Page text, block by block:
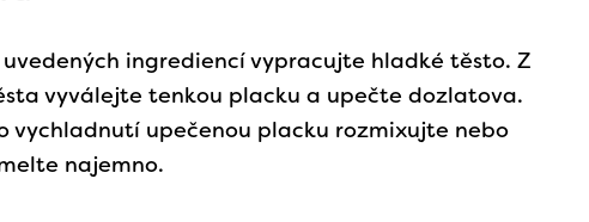
ingrediencí vypracujte hladké těsto. Z
vyválejte tenkou placku a upečte dozlatova.
vychladnutí upečenou placku rozmixujte nebo
najemno.